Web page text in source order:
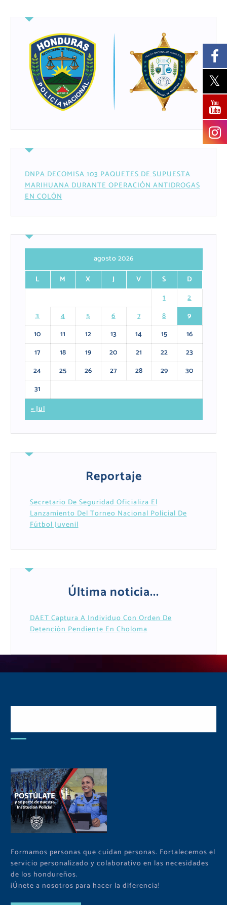
DNPA DECOMISA 103 PAQUETES DE SUPUESTA
MARIHUANA DURANTE OPERACIÓN ANTIDROGAS
EN COLÓN
agosto 2026
L
M X J V S
D
1
2
3
4 5 6 7 8
9
10
11 12 13 14 15
16
17
18 19 20 21 22
23
24
25 26 27 28 29
30
31
« Jul
Reportaje
Secretario De Seguridad Oficializa El
Lanzamiento Del Torneo Nacional Policial De
Fútbol Juvenil
Última noticia...
DAET Captura A Individuo Con Orden De
Detención Pendiente En Choloma
Formamos personas que cuidan personas. Fortalecemos el
servicio personalizado y colaborativo en las necesidades
de los hondureños.
¡Únete a nosotros para hacer la diferencia!